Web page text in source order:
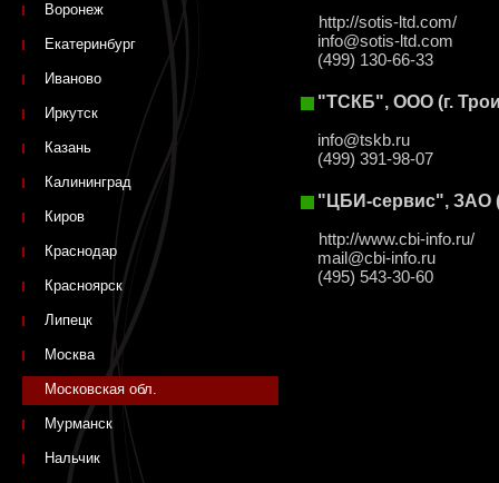
http://sotis-ltd.com/
info@sotis-ltd.com
(499) 130-66-33
"ТСКБ", ООО (г.
info@tskb.ru
(499) 391-98-07
"ЦБИ-сервис", ЗАО
http://www.cbi-info.ru/
mail@cbi-info.ru
(495) 543-30-60
Воронеж
Екатеринбург
Иваново
Иркутск
Казань
Калининград
Киров
Краснодар
Красноярск
Липецк
Москва
Московская обл.
Мурманск
Нальчик